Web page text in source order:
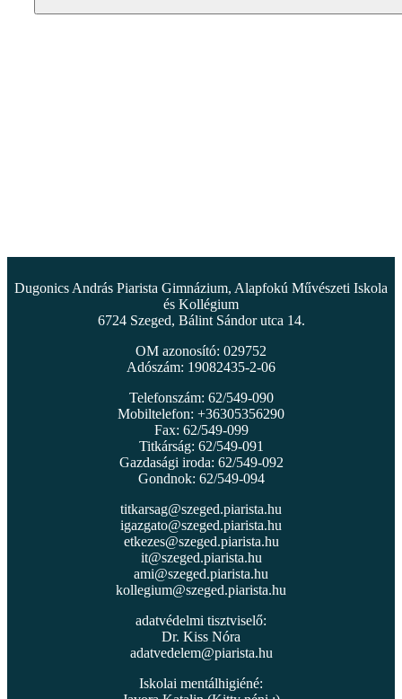
Dugonics András Piarista Gimnázium, Alapfokú Művészeti Iskola
és Kollégium
6724 Szeged, Bálint Sándor utca 14.
OM azonosító: 029752
Adószám: 19082435-2-06
Telefonszám: 62/549-090
Mobiltelefon: +36305356290
Fax: 62/549-099
Titkárság: 62/549-091
Gazdasági iroda: 62/549-092
Gondnok: 62/549-094
titkarsag@szeged.piarista.hu
igazgato@szeged.piarista.hu
etkezes@szeged.piarista.hu
it@szeged.piarista.hu
ami@szeged.piarista.hu
kollegium@szeged.piarista.hu
adatvédelmi tisztviselő:
Dr. Kiss Nóra
adatvedelem@piarista.hu
Iskolai mentálhigiéné: